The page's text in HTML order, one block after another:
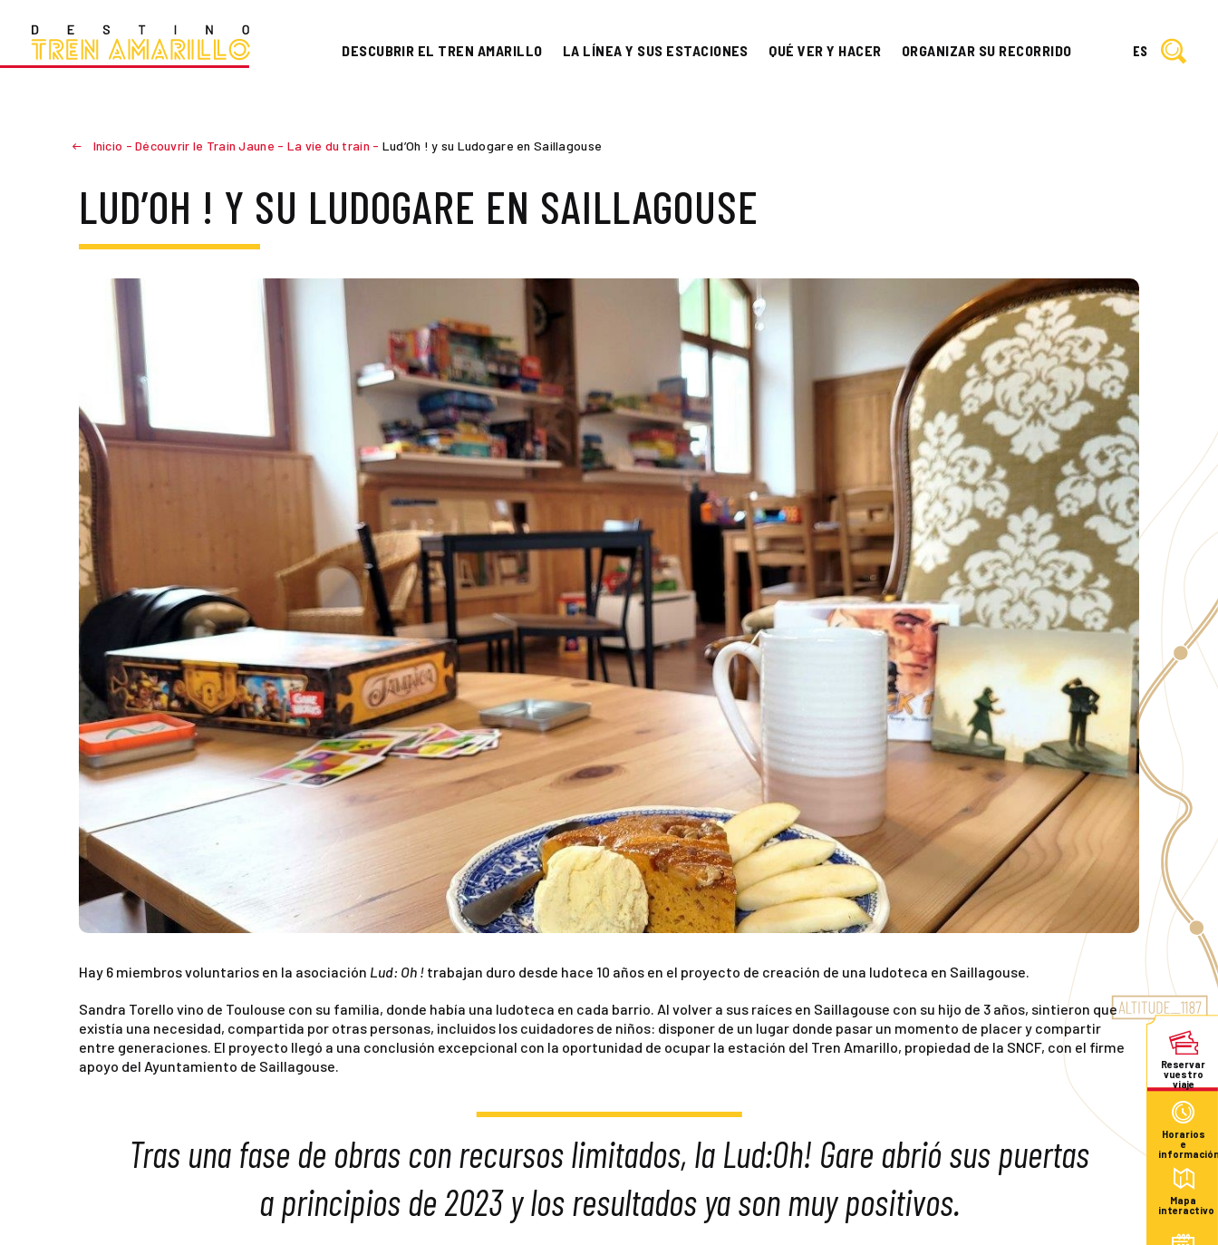
DESCUBRIR EL TREN AMARILLO LA LÍNEA Y SUS ESTACIONES QUÉ VER Y HACER ORGANIZAR SU RECORRIDO ES
Reservar
vuestro
viaje
Horarios
e
Mapa
interactivo
Inicio -Découvrir le Train Jaune - La vie du train - Lud’Oh ! y su Ludogare en Saillagouse
LUD’OH ! Y SU LUDOGARE EN SAILLAGOUSE
Hay 6 miembros voluntarios en la asociación Lud: Oh ! trabajan duro desde hace 10 años en el proyecto de creación de una ludoteca en Saillagouse.
Sandra Torello vino de Toulouse con su familia, donde había una ludoteca en cada barrio. Al volver a sus raíces en Saillagouse con su hijo de 3 años, sintieron que
existía una necesidad, compartida por otras personas, incluidos los cuidadores de niños: disponer de un lugar donde pasar un momento de placer y compartir
entre generaciones. El proyecto llegó a una conclusión excepcional con la oportunidad de ocupar la estación del Tren Amarillo, propiedad de la SNCF, con el firme
apoyo del Ayuntamiento de Saillagouse.
Tras una fase de obras con recursos limitados, la Lud:Oh! Gare abrió sus puertas
a principios de 2023 y los resultados ya son muy positivos.